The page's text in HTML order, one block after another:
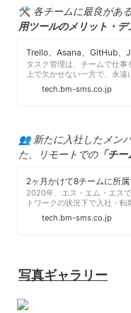
URLを書いて購買担当者にメ
するだけで、即日注文され自
が届きます。出社も経費申請
🛠️ 各チームに最良があ
用ツールのメリット・デ
タスク管理は、チームで仕事
上で欠かせない一方で、永遠
し続ける必要があるものです
とに、どんなツールを選んで
す。どのようなツールを利用
管理をしているのか。「カイ
イゴジョブ」「ハピすむ」な
tech.bm-sms.co.jp
👥 新たに入社したメン
た、リモートでの「チー
2020年、エス・エム・エス
トワークの状況下で入社・転
これまでにないくらい増えま
すると、「入社時も入社後も
それが 最初からリモートでの
れば、さらに不安や戸惑いは
tech.bm-sms.co.jp
写真ギャラリー